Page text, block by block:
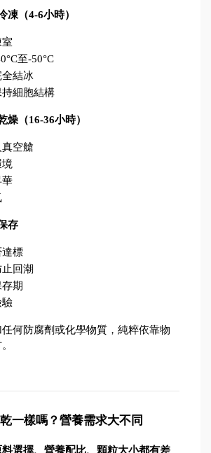
凍（4-6小時）
至-50°C
結冰
細胞結構
燥（16-36小時）
空艙
境
華
存
達標
回潮
期
驗
何防腐劑或化學物質，純粹依靠物
一樣嗎？營養需求大不同
料選擇、營養配比、顆粒大小都有差